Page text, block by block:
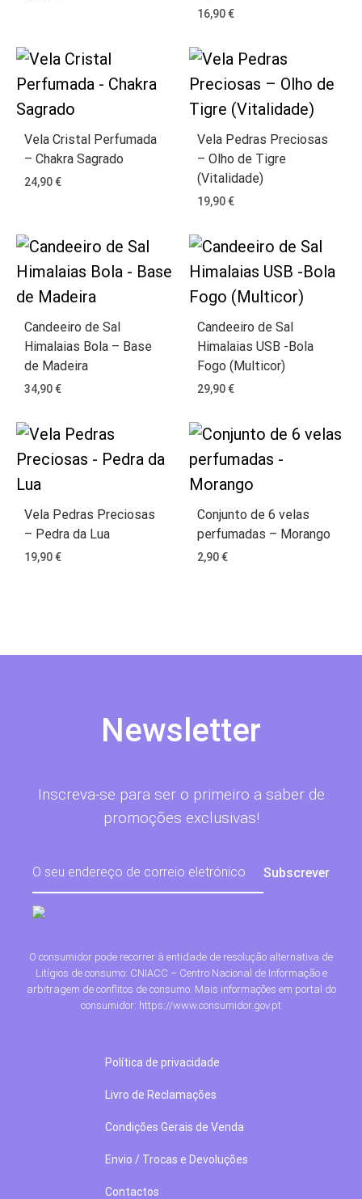
16,90€
Vela Cristal Perfumada
– Chakra Sagrado
24,90€
Vela Pedras Preciosas
– Olho de Tigre
(Vitalidade)
19,90€
Candeeiro de Sal
Himalaias Bola – Base
de Madeira
34,90€
Candeeiro de Sal
Himalaias USB -Bola
Fogo (Multicor)
29,90€
Vela Pedras Preciosas
– Pedra da Lua
19,90€
Conjunto de 6 velas
perfumadas – Morango
2,90€
Newsletter
Inscreva-se para ser o primeiro a saber de
promoções exclusivas!
O consumidor pode recorrer à entidade de resolução alternativa de
Litígios de consumo: CNIACC – Centro Nacional de Informação e
arbitragem de conflitos de consumo. Mais informações em portal do
consumidor: https://www.consumidor.gov.pt
Política de privacidade
Livro de Reclamações
Condições Gerais de Venda
Envio / Trocas e Devoluções
Contactos